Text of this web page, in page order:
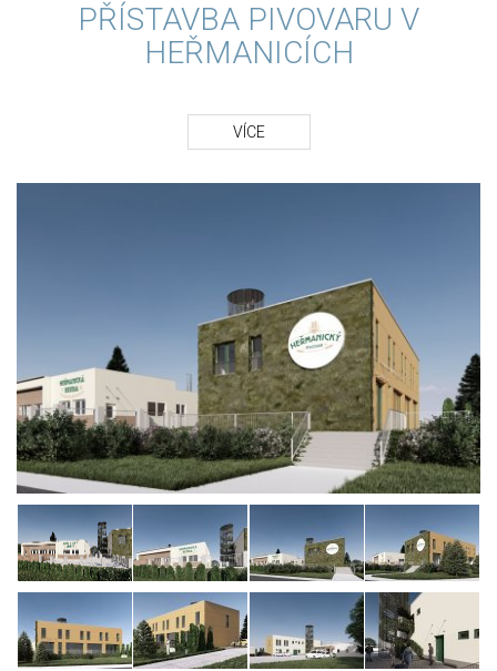
PŘÍSTAVBA PIVOVARU V
HEŘMANICÍCH
VÍCE